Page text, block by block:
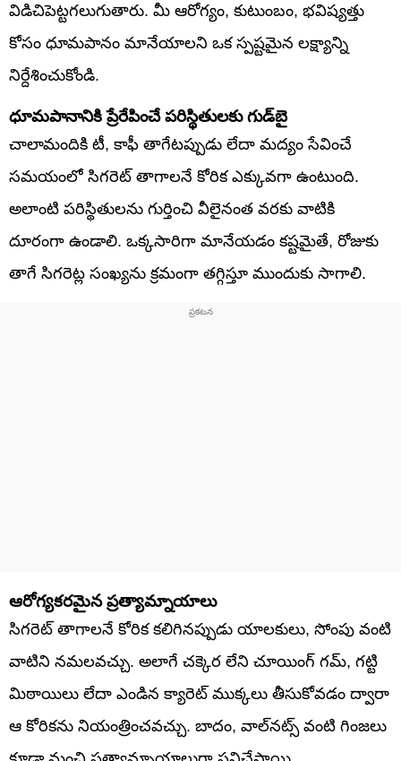
విడిచిపెట్టగలుగుతారు. మీ ఆరోగ్యం, కుటుంబం, భవిష్యత్తు
కోసం ధూమపానం మానేయాలని ఒక స్పష్టమైన లక్ష్యాన్ని
నిర్దేశించుకోండి.
ధూమపానానికి ప్రేరేపించే పరిస్థితులకు గుడ్‌బై
చాలామందికి టీ, కాఫీ తాగేటప్పుడు లేదా మద్యం సేవించే
సమయంలో సిగరెట్ తాగాలనే కోరిక ఎక్కువగా ఉంటుంది.
అలాంటి పరిస్థితులను గుర్తించి వీలైనంత వరకు వాటికి
దూరంగా ఉండాలి. ఒక్కసారిగా మానేయడం కష్టమైతే, రోజుకు
తాగే సిగరెట్ల సంఖ్యను క్రమంగా తగ్గిస్తూ ముందుకు సాగాలి.
ఆరోగ్యకరమైన ప్రత్యామ్నాయాలు
సిగరెట్ తాగాలనే కోరిక కలిగినప్పుడు యాలకులు, సోంపు వంటి
వాటిని నమలవచ్చు. అలాగే చక్కెర లేని చూయింగ్ గమ్, గట్టి
మిఠాయిలు లేదా ఎండిన క్యారెట్ ముక్కలు తీసుకోవడం ద్వారా
ఆ కోరికను నియంత్రించవచ్చు. బాదం, వాల్‌నట్స్ వంటి గింజలు